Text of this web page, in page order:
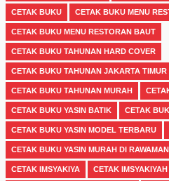
CETAK BUKU CETAK BUKU MENU
CETAK BUKU MENU RESTORAN BAUT
CETAK BUKU TAHUNAN HARD COVER
CETAK BUKU TAHUNAN JAKARTA TIMUR
CETAK BUKU TAHUNAN MURAH
CETAK BUKU YASIN BATIK CETAK
CETAK BUKU YASIN MODEL TERBARU
CETAK BUKU YASIN MURAH DI
CETAK IMSYAKIYA CETAK IMSYAKIYAH